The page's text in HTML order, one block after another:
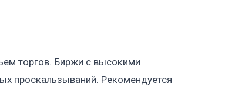
торгов. Биржи с высокими
проскальзываний. Рекомендуется